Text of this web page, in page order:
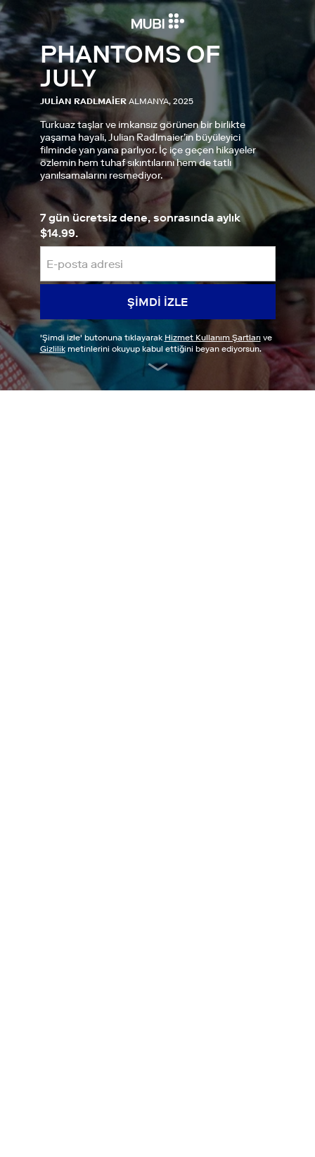
PHANTOMS OF
JULY
JULIAN RADLMAIER ALMANYA, 2025
Turkuaz taşlar ve imkansız görünen bir birlikte
yaşama hayali, Julian Radlmaier’in büyüleyici
filminde yan yana parlıyor. İç içe geçen hikayeler
özlemin hem tuhaf sıkıntılarını hem de tatlı
yanılsamalarını resmediyor.
7 gün ücretsiz dene, sonrasında aylık
$14.99.
ŞIMDI IZLE
'Şimdi izle' butonuna tıklayarak Hizmet Kullanım Şartları ve
Gizlilikmetinlerini okuyup kabul ettiğini beyan ediyorsun.